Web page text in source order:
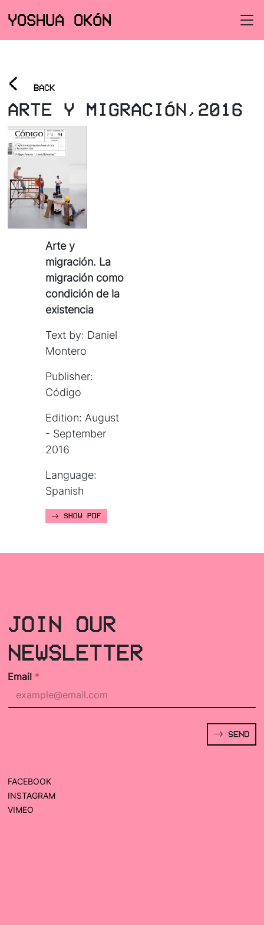
YOSHUA OKÓN
< BACK
ARTE Y MIGRACIÓN,2016
Arte y
migración. La
migración como
condición de la
existencia
Text by: Daniel
Montero
Publisher:
Código
Edition: August
- September
2016
Language:
Spanish
SHOW PDF
JOIN OUR
NEWSLETTER
Email *
SEND
FACEBOOK
INSTAGRAM
VIMEO